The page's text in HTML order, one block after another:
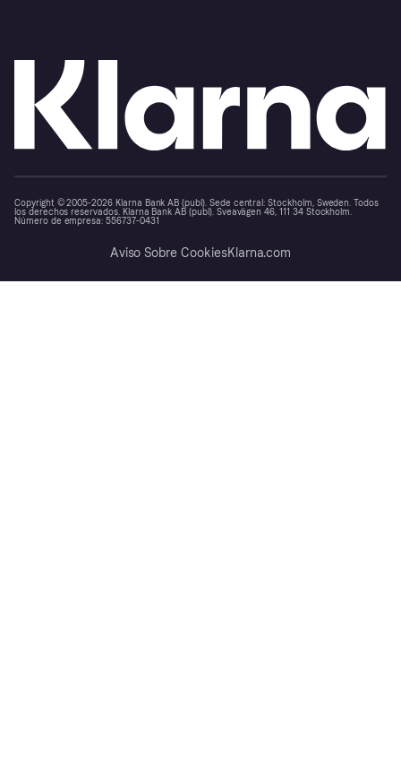
Copyright © 2005-2026 Klarna Bank AB (publ). Sede central: Stockholm, Sweden. Todos
los derechos reservados. Klarna Bank AB (publ). Sveavägen 46, 111 34 Stockholm.
Número de empresa: 556737-0431
Aviso Sobre CookiesKlarna.com